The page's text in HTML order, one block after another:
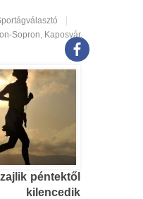
Sopron, Kaposvár,
péntektől